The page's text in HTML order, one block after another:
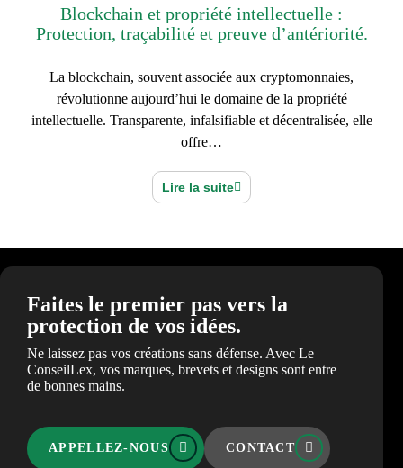
Blockchain et propriété intellectuelle :
Protection, traçabilité et preuve d’antériorité.
La blockchain, souvent associée aux cryptomonnaies,
révolutionne aujourd’hui le domaine de la propriété
intellectuelle. Transparente, infalsifiable et décentralisée, elle
offre…
Lire la suite
Faites le premier pas vers la
protection de vos idées.
Ne laissez pas vos créations sans défense. Avec Le
ConseilLex, vos marques, brevets et designs sont entre
de bonnes mains.
APPELLEZ-NOUS CONTACT